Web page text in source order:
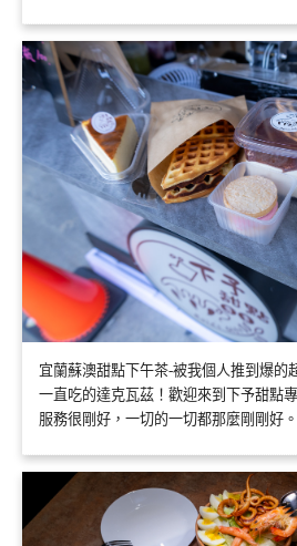
宜蘭蘇澳甜點下午茶-被我個人推到爆的
一直吃的達克瓦茲！歡迎來到下予甜點
服務很剛好，一切的一切都那麼剛剛好。